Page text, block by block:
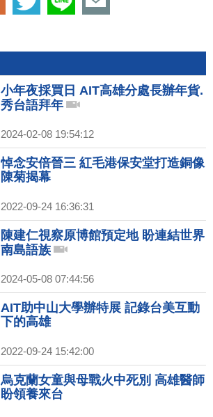
小年夜採買日 AIT高雄分處長辦年貨.
秀台語拜年
2024-02-08 19:54:12
悼念安倍晉三 紅毛港保安堂打造銅像
陳菊揭幕
2022-09-24 16:36:31
陳建仁視察原博館預定地 盼連結世界
南島語族
2024-05-08 07:44:56
AIT助中山大學辦特展 記錄台美互動
下的高雄
2022-09-24 15:42:00
烏克蘭女童與母戰火中死別 高雄醫師
盼領養來台